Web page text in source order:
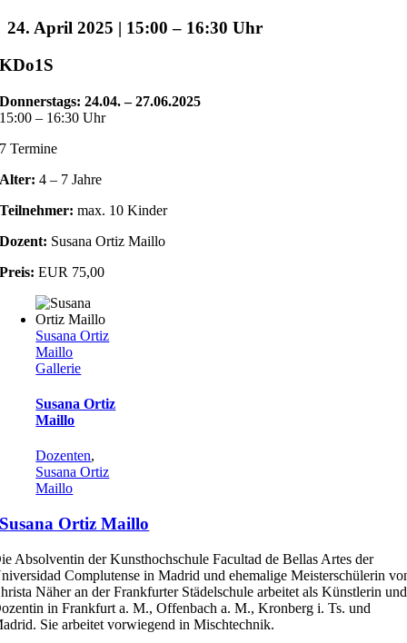
24. April 2025 | 15:00 – 16:30
KDo1S
Donnerstags: 24.04. – 27.06.2025
15:00 – 16:30 Uhr
7 Termine
Alter: 4 – 7 Jahre
Teilnehmer: max. 10 Kinder
Dozent: Susana Ortiz Maillo
Preis: EUR 75,00
Susana Ortiz
Maillo
Gallerie
Susana Ortiz
Maillo
Dozenten,
Susana Ortiz
Maillo
Susana Ortiz Maillo
Absolventin der Kunsthochschule Facultad de Bellas Artes der
Complutense in Madrid und ehemalige Meisterschülerin
Näher an der Frankfurter Städelschule arbeitet als Künstlerin und
in Frankfurt a. M., Offenbach a. M., Kronberg i. Ts. und
Sie arbeitet vorwiegend in Mischtechnik.